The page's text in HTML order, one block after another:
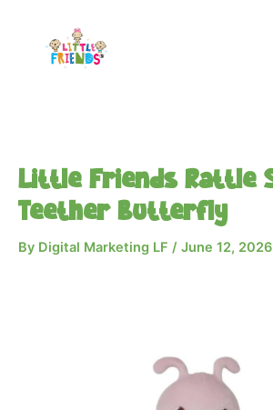
content
Little Friends Rattle
Teether Butterfly
By Digital Marketing LF / June 12, 2026